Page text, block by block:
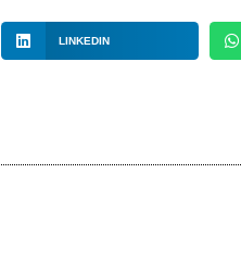
LINKEDIN